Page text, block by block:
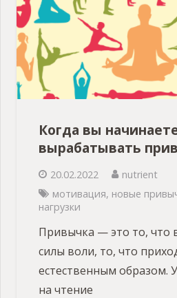
Когда вы
вырабатывать
20.02.2022
nutrient
мотивация, новые
нагрузки
Привычка — это то, что
силы воли, то, что
естественным образом.
на чтение